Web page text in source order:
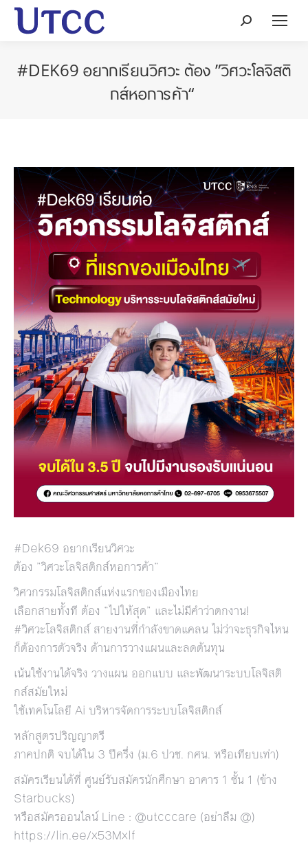
Search:
#DEK69 อยากเรียนวิศวะ ต้อง ”วิศวะโลจิสติ
กส์หอการค้า“
#Dek69 อยากเรียนวิศวะ
ต้อง ”วิศวะโลจิสติกส์หอการค้า“
วิศวกรรมโลจิสติกส์แห่งแรกของเมืองไทย
เลือกสายทั้งที ต้อง “ไปให้สุด” และไม่มีคำว่าตกงาน!
#วิศวะโลจิสติกส์ สายงานที่กำลังขาดแคลน ไม่ว่าจะธุรกิจไหน
ก็ต้องการตัวจริง ด้านการวางแผนและลดต้นทุน
เน้นใช้งานได้จริง วางแผน ออกแบบ และพัฒนาระบบโลจิสติ
กส์สมัยใหม่
ใช้เทคโนโลยี Ai บริหารจัดการระบบโลจิสติกส์
หลักสูตรปริญญาตรี
ภาคปกติ จบได้ใน 3 ปีครึ่ง (ม.6 ปวช. กศน. หรือเทียบเท่า)
สมัครเรียนได้ที่ ศูนย์รับสมัครนักศึกษา อาคาร 1 ชั้น 1 (ข้าง
Starbucks)
หรือสมัครออนไลน์ Line : @utcccare (อย่าลืม @)
https://lin.ee/x53Mxlf